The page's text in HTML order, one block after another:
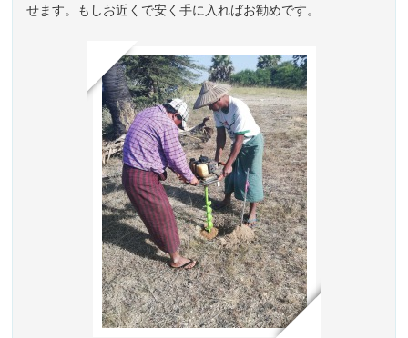
せます。もしお近くで安く手に入ればお勧めです。